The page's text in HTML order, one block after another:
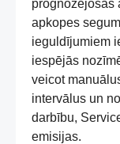
prognozējošās
apkopes
ieguldījumiem
iespējās
veicot
intervālus un
darbību,
emisijas.